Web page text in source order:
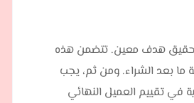
لتحقيق هدف معين. تتضمن هذه
ما بعد الشراء. ومن ثم، يجب
في تقييم العميل النهائي